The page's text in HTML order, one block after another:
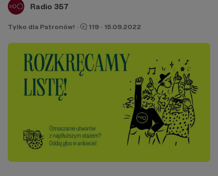
Radio 357
Tylko dla Patronów! · 119 · 15.09.2022